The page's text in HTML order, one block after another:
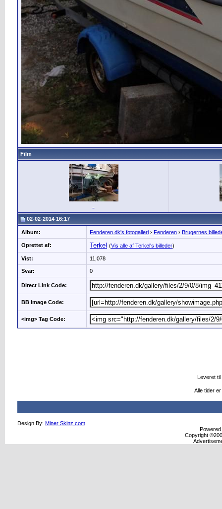
Film
02-02-2014 16:17
Album: Fenderen.dk's fotogalleri › Fenderen › Brugernes
Oprettet af: Terkel (Vis alle af Terkel's billeder)
Vist: 11,078
Svar: 0
Direct Link Code:
BB Image Code:
<img> Tag Code:
Leveret
Alle tider
Design By: Miner Skinz.com
Copyright